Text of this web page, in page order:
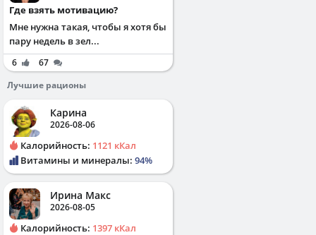
Где взять мотивацию?
Мне нужна такая, чтобы я хотя бы
пару недель в зел...
6
67
Лучшие рационы
Карина
2026-08-06
Калорийность: 1121 кКал
Витамины и минералы: 94%
Ирина Макс
2026-08-05
Калорийность: 1397 кКал